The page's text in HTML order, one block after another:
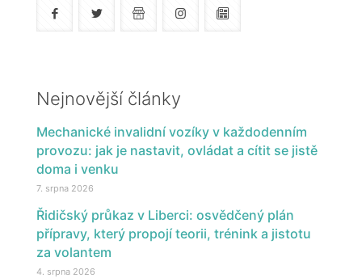
Nejnovější články
Mechanické invalidní vozíky v každodenním
provozu: jak je nastavit, ovládat a cítit se jistě
doma i venku
7. srpna 2026
Řidičský průkaz v Liberci: osvědčený plán
přípravy, který propojí teorii, trénink a jistotu
za volantem
4. srpna 2026